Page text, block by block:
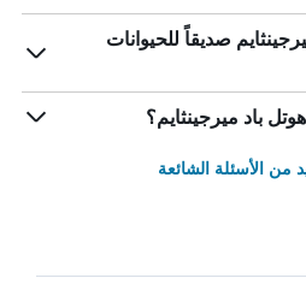
صديقاً للحيوانات
باد ميرجينثايم؟
من الأسئلة الشائعة